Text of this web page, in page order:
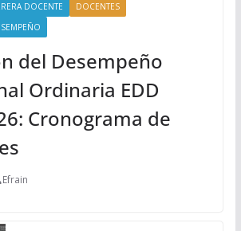
DOCENTE
DOCENTES
del Desempeño
Ordinaria EDD
Cronograma de
Efrain